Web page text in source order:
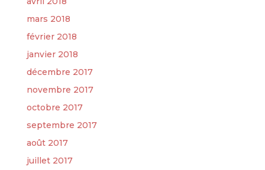
mars 2018
février 2018
janvier 2018
décembre 2017
novembre 2017
octobre 2017
septembre 2017
août 2017
juillet 2017